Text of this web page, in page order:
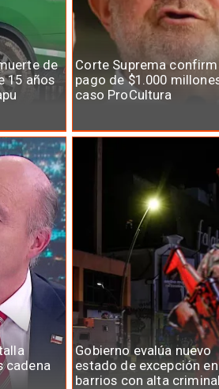
de
15 años
Corte Suprema
pago de $1.000
caso ProCultura
cadena
Gobierno evalúa nuevo
estado de excepción en
barrios con alta